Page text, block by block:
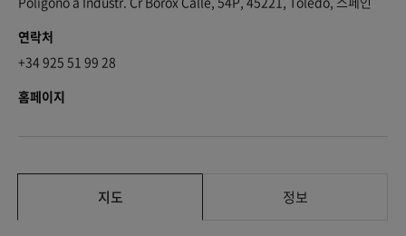
연락처
+34 925 51 99 28
홈페이지
지도 정보